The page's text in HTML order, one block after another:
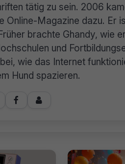
tätig zu sein. 2006
Online-Magazine dazu. Er
brachte Ghandy, wie
und
wie das Internet
Hund spazieren.
 